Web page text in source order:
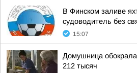
В Финском заливе
судоводитель без
15:07
Домушница обокрала
212 тысяч